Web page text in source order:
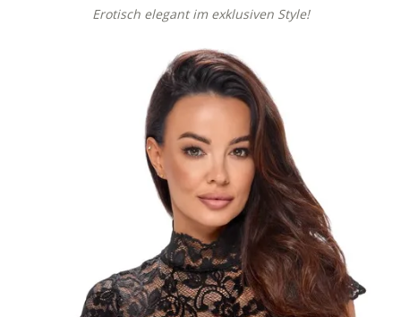
Erotisch elegant im exklusiven Style!